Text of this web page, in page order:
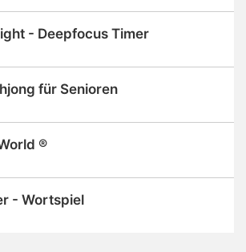
- Deepfocus Timer
für Senioren
®
- Wortspiel